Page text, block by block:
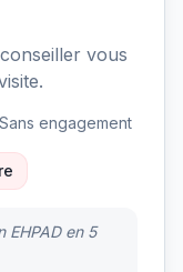
vous
Sans engagement
EHPAD en 5